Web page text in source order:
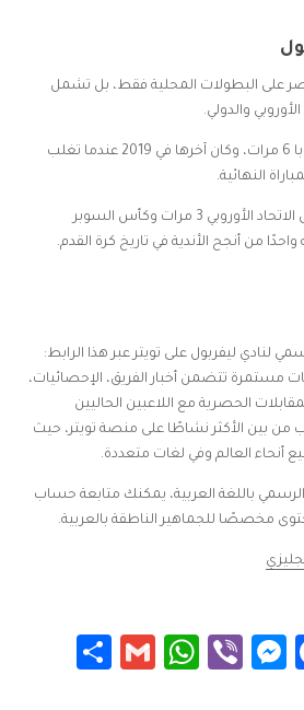
على البطولات المحلية فقط، بل تشمل
والدولي.
فاز الفريق بدوري أبطال أوروبا 6 مرات، وكان آخرها في 2019 عندما تغلب
النهائية.
بالإضافة إلى ذلك، فاز بكأس الاتحاد الأوروبي 3 مرات وكأس السوبر
لنادي ليفربول على تويتر عبر هذا الرابط:
مستمرة تتضمن أخبار الفريق، الإحصائيات،
الحصرية مع اللاعبين الحاليين
من بين الأكثر نشاطًا على منصة تويتر، حيث
أنحاء العالم وفي لغات متعددة.
باللغة العربية، يمكنك متابعة حساب
مخصصًا للجماهير الناطقة بالعربية.
Facebook
Messenger
Viber
WhatsApp
Gmail